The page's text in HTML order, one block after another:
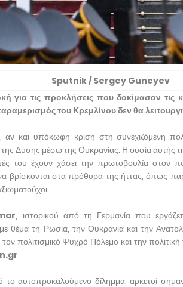
Sputnik / Sergey Guneyev
για τις προκλήσεις που δοκίμασαν τις
του Κρεμλίνου δεν θα
και υπόκωφη κρίση στη συνεχιζόμενη
Δύσης μέσω της Ουκρανίας. Η ουσία αυτής
του έχουν χάσει την πρωτοβουλία στον
βρίσκονται στα πρόθυρα της ήττας, όπως
, ιστορικού από τη Γερμανία που
θέμα τη Ρωσία, την Ουκρανία και την
πολιτισμικό Ψυχρό Πόλεμο και την
αυτοπροκαλούμενο δίλημμα, αρκετοί